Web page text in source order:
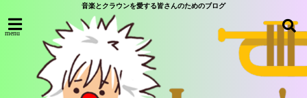
音楽とクラウンを愛する皆さんのためのブログ
menu